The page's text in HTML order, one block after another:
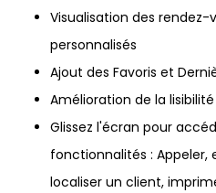
Visualisation des
personnalisés
Ajout des Favoris et
Amélioration de la
Glissez l'écran pour
fonctionnalités : Appeler,
localiser un client,